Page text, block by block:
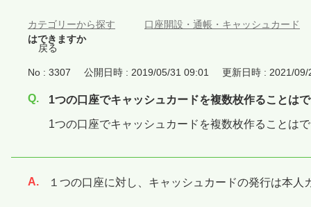
カテゴリーから探す
口座開設・通帳・キャッシュカード
はできますか
戻る
No : 3307 公開日時 : 2019/05/31 09:01 更新日時 : 2021/
1つの口座でキャッシュカードを複数枚作ることは
1つの口座でキャッシュカードを複数枚作ることは
回答
１つの口座に対し、キャッシュカードの発行は本